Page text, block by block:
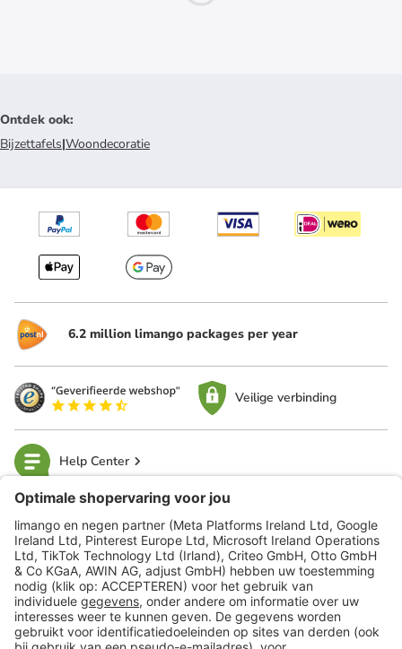
Ontdek ook:
Bijzettafels|Woondecoratie
6.2 million limango packages per year
Veilige verbinding
Help Center
limango
Veilig winkelen
Klantenservice
Shop